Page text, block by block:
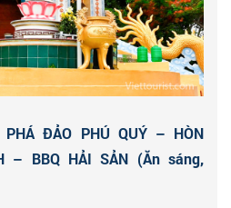
làm thủ tục cho du khách
rađảo Phú Quý(Giờ tàu
từng đợt khởi hành, HDV sẽ
nhất có thể)
chân đầu tiên xuống đảo. Di
đồ (hoặc nhận phòng, nếu có
PHÁ ĐẢO PHÚ QUÝ – HÒN
– BBQ HẢI SẢN (Ăn sáng,